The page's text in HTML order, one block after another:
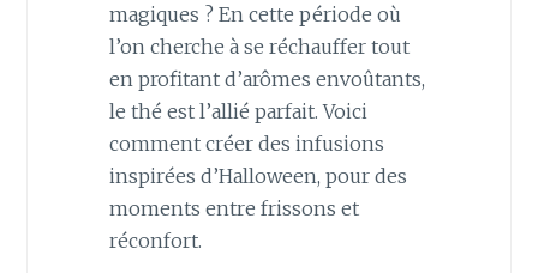
magiques ? En cette période où
l’on cherche à se réchauffer tout
en profitant d’arômes envoûtants,
le thé est l’allié parfait. Voici
comment créer des infusions
inspirées d’Halloween, pour des
moments entre frissons et
réconfort.